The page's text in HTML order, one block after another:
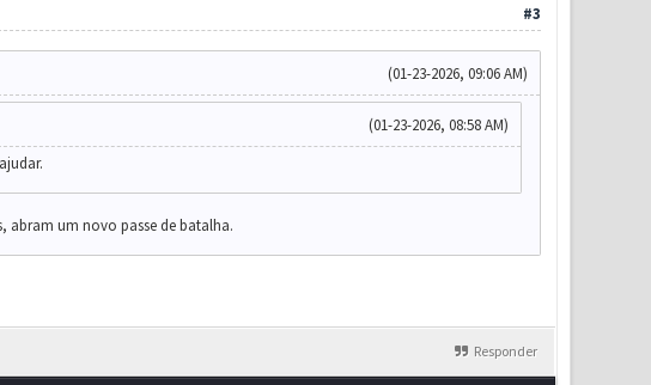
#3
(01-23-2026, 09:06 AM)
(01-23-2026, 08:58 AM)
abram um novo passe de batalha.
Responder